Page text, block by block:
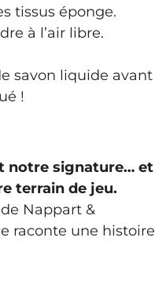
tissus éponge.
à l’air libre.
savon liquide avant
!
notre signature… et
terrain de jeu.
Nappart &
raconte une histoire